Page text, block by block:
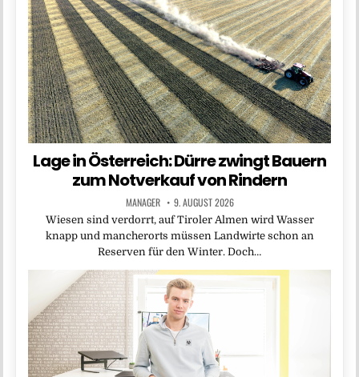
Lage in Österreich: Dürre zwingt Bauern
zum Notverkauf von Rindern
MANAGER 9. AUGUST 2026
Wiesen sind verdorrt, auf Tiroler Almen wird Wasser
knapp und mancherorts müssen Landwirte schon an
Reserven für den Winter. Doch…